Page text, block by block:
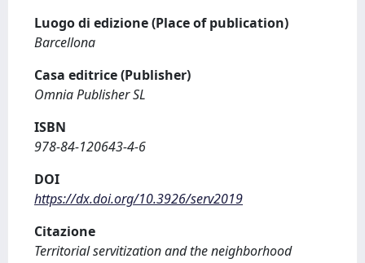
Luogo di edizione (Place of publication)
Barcellona
Casa editrice (Publisher)
Omnia Publisher SL
ISBN
978-84-120643-4-6
DOI
https://dx.doi.org/10.3926/serv2019
Citazione
Territorial servitization and the neighborhood